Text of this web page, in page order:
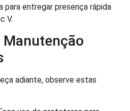
para entregar presença rápida
V.
adiante, observe estas